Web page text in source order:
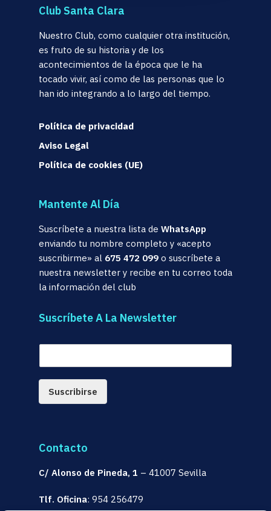
Club Santa Clara
Nuestro Club, como cualquier otra institución,
es fruto de su historia y de los
acontecimientos de la época que le ha
tocado vivir, así como de las personas que lo
han ido integrando a lo largo del tiempo.
Política de privacidad
Aviso Legal
Política de cookies (UE)
Mantente Al Día
Suscríbete a nuestra lista de WhatsApp
enviando tu nombre completo y «acepto
suscribirme» al 675 472 099 o suscríbete a
nuestra newsletter y recibe en tu correo toda
la información del club
Suscríbete A La Newsletter
Suscribirse
Contacto
C/ Alonso de Pineda, 1 – 41007 Sevilla
Tlf. Oficina: 954 256479